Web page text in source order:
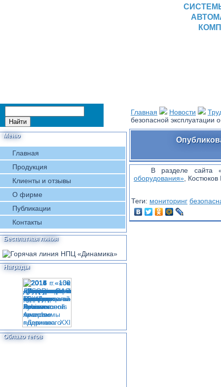
Меню
Главная
Продукция
Клиенты и отзывы
О фирме
Публикации
Контакты
Бесплатная линия
Награды
Облако тегов
Главная Новости
безопасной эксплуатации
В разделе сайта
оборудования» ,
Теги: мониторинг